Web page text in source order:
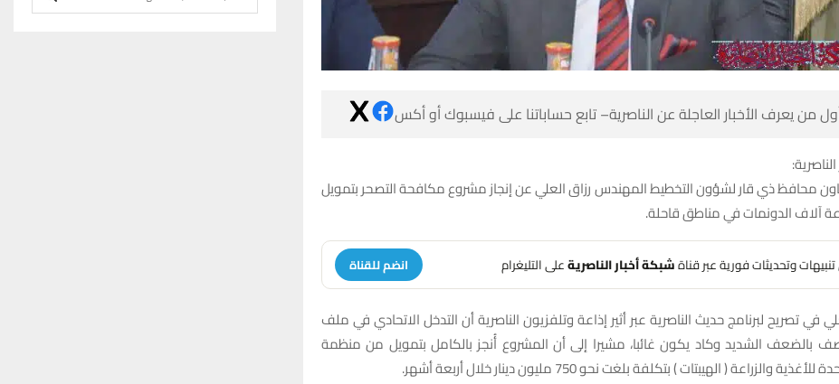
من يعرف الأخبار العاجلة عن الناصرية– تابع حساباتنا على فيسبوك أو أكس
ذي قار لشؤون التخطيط المهندس رزاق العلي عن إنجاز مشروع مكافحة التصحر بتمويل
آلاف الدونمات في مناطق قاحلة.
وتحديثات فورية عبر قناةشبكة أخبار الناصريةعلى التليغرام انضم للقناة
في تصريح لبرنامج حديث الناصرية عبر أثير إذاعة وتلفزيون الناصرية أن التدخل الاتحادي في ملف
بالضعف الشديد وكاد يكون غائبا، مشيرا إلى أن المشروع أُنجز بالكامل بتمويل من منظمة
والزراعة ( الهيبتات ) بتكلفة بلغت نحو 750 مليون دينار خلال أربعة أشهر.
e